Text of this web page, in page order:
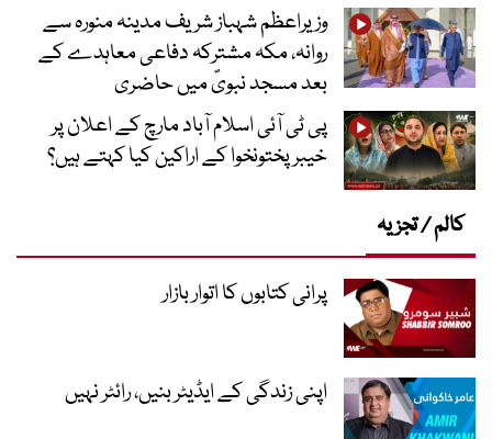
وزیراعظم شہباز شریف مدینہ منورہ سے
روانہ، مکہ مشترکہ دفاعی معاہدے کے
بعد مسجد نبویؐ میں حاضری
پی ٹی آئی اسلام آباد مارچ کے اعلان پر
خیبر پختونخوا کے اراکین کیا کہتے ہیں؟
کالم / تجزیہ
پرانی کتابوں کا اتوار بازار
اپنی زندگی کے ایڈیٹر بنیں، رائٹر نہیں